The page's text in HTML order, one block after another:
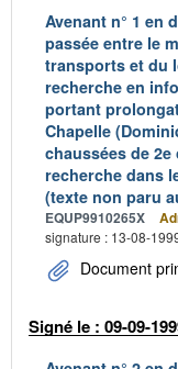
Avenant n° 1 en
passée entre le
transports et du
recherche en
portant
Chapelle
chaussées de
recherche dans
(texte non paru
EQUP9910265X
signature : 13-08-
Document
Signé le : 09-09-